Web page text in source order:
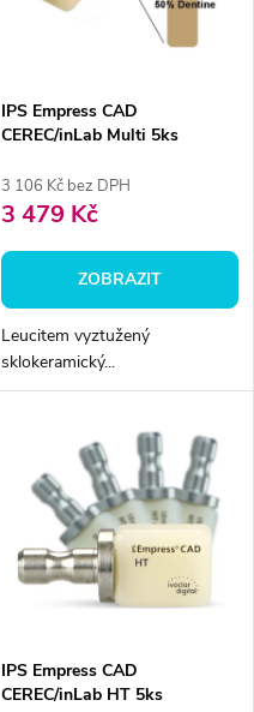
IPS Empress CAD
CEREC/inLab Multi 5ks
3 106 Kč bez DPH
3 479 Kč
ZOBRAZIT
Leucitem vyztužený
sklokeramický...
IPS Empress CAD
CEREC/inLab HT 5ks